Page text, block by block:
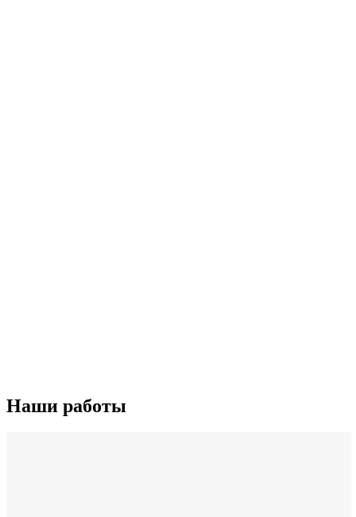
Наши работы